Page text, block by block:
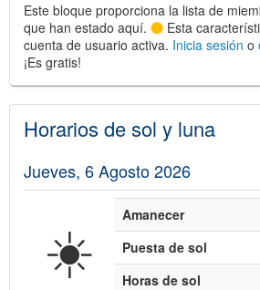
Este bloque proporciona la lista de
que han estado aquí.
Esta
cuenta de usuario activa. Inicia sesión o
¡Es gratis!
Horarios de sol y luna
Jueves, 6 Agosto 2026
☀️ Amanecer
Puesta de sol
Horas de sol